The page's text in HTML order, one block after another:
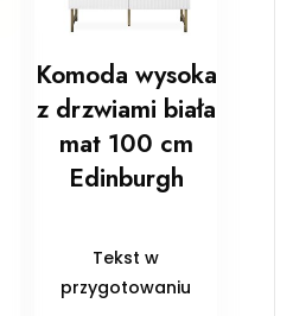
Komoda wysoka
z drzwiami biała
mat 100 cm
Edinburgh
Tekst w
przygotowaniu